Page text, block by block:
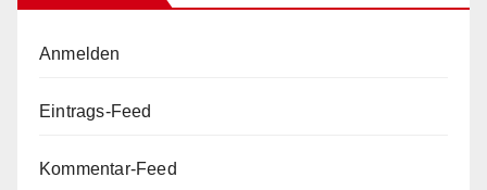
Anmelden
Eintrags-Feed
Kommentar-Feed